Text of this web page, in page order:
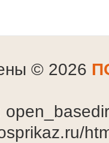
© 2026